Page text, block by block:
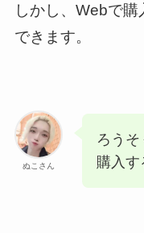
しかし、Webで
できます。
ぬこさん
ろう
購入す